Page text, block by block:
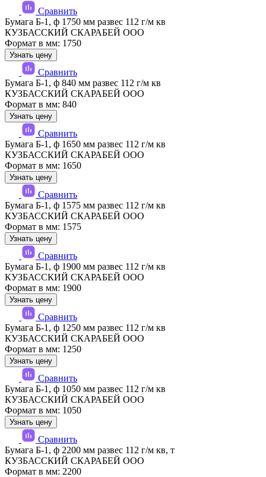
Сравнить
Бумага Б-1, ф 1750 мм развес 112 г/м кв
КУЗБАССКИЙ СКАРАБЕЙ ООО
Формат в мм: 1750
Узнать цену
Сравнить
Бумага Б-1, ф 840 мм развес 112 г/м кв
КУЗБАССКИЙ СКАРАБЕЙ ООО
Формат в мм: 840
Узнать цену
Сравнить
Бумага Б-1, ф 1650 мм развес 112 г/м кв
КУЗБАССКИЙ СКАРАБЕЙ ООО
Формат в мм: 1650
Узнать цену
Сравнить
Бумага Б-1, ф 1575 мм развес 112 г/м кв
КУЗБАССКИЙ СКАРАБЕЙ ООО
Формат в мм: 1575
Узнать цену
Сравнить
Бумага Б-1, ф 1900 мм развес 112 г/м кв
КУЗБАССКИЙ СКАРАБЕЙ ООО
Формат в мм: 1900
Узнать цену
Сравнить
Бумага Б-1, ф 1250 мм развес 112 г/м кв
КУЗБАССКИЙ СКАРАБЕЙ ООО
Формат в мм: 1250
Узнать цену
Сравнить
Бумага Б-1, ф 1050 мм развес 112 г/м кв
КУЗБАССКИЙ СКАРАБЕЙ ООО
Формат в мм: 1050
Узнать цену
Сравнить
Бумага Б-1, ф 2200 мм развес 112 г/м кв, т
КУЗБАССКИЙ СКАРАБЕЙ ООО
Формат в мм: 2200